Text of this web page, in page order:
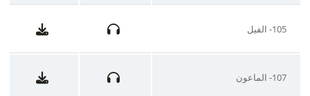
105- الفيل
107- الماعون